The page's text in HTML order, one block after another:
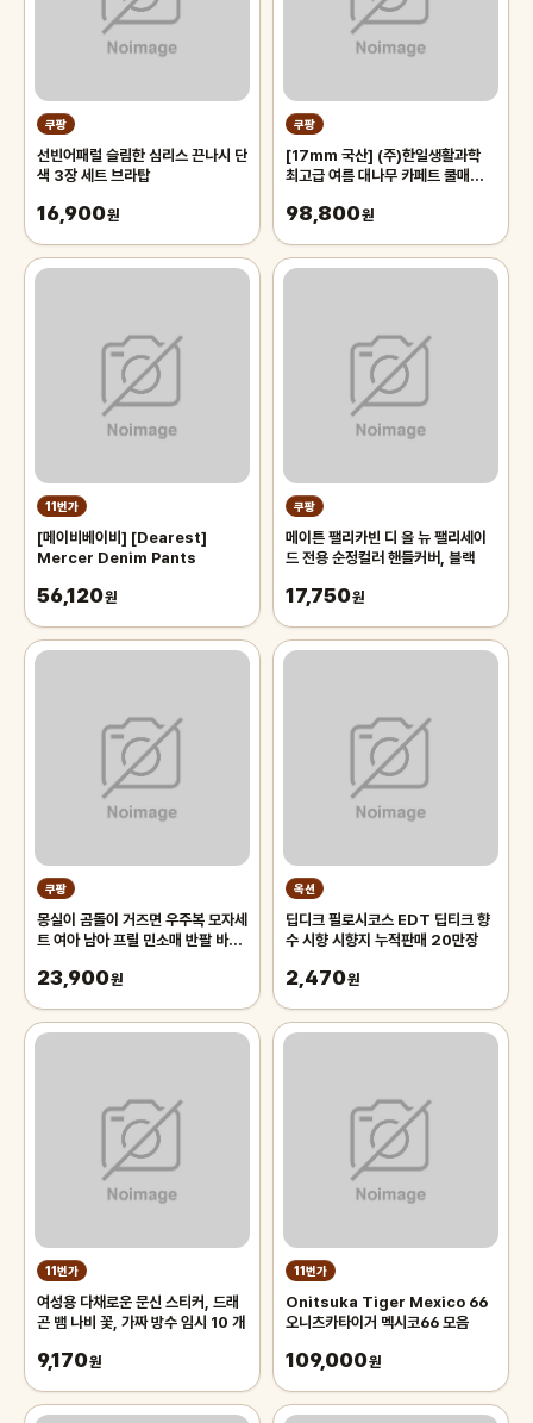
쿠팡
선빈어패럴 슬림한 심리스 끈나시 단
색 3장 세트 브라탑
16,900원
쿠팡
[17mm 국산] (주)한일생활과학
최고급 여름 대나무 카페트 쿨매트
침대 장판 자리_두꺼운 폭신한 튼튼
98,800원
11번가
[메이비베이비] [Dearest]
Mercer Denim Pants
56,120원
쿠팡
메이튼 팰리카빈 디 올 뉴 팰리세이
드 전용 순정컬러 핸들커버, 블랙
17,750원
쿠팡
몽실이 곰돌이 거즈면 우주복 모자세
트 여아 남아 프릴 민소매 반팔 바디
23,900원
옥션
딥디크 필로시코스 EDT 딥티크 향
수 시향 시향지 누적판매 20만장
2,470원
11번가
여성용 다채로운 문신 스티커, 드래
곤 뱀 나비 꽃, 가짜 방수 임시 10 개
9,170원
11번가
Onitsuka Tiger Mexico 66
오니츠카타이거 멕시코66 모음
109,000원